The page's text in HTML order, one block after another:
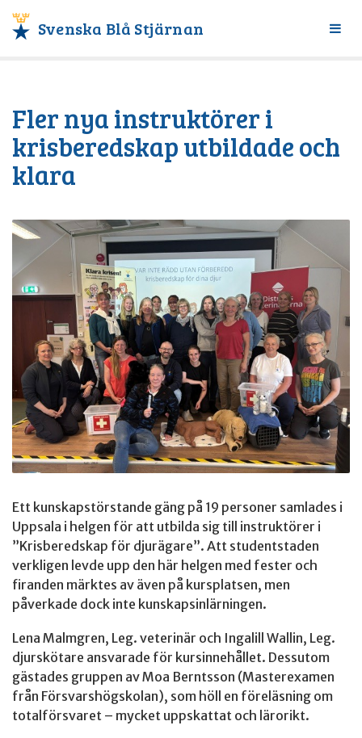
Svenska Blå Stjärnan
Växla
Fler nya instruktörer i
krisberedskap utbildade och
klara
Ett kunskapstörstande gäng på 19 personer samlades i
Uppsala i helgen för att utbilda sig till instruktörer i
”Krisberedskap för djurägare”. Att studentstaden
verkligen levde upp den här helgen med fester och
firanden märktes av även på kursplatsen, men
påverkade dock inte kunskapsinlärningen.
Lena Malmgren, Leg. veterinär och Ingalill Wallin, Leg.
djurskötare ansvarade för kursinnehållet. Dessutom
gästades gruppen av Moa Berntsson (Masterexamen
från Försvarshögskolan), som höll en föreläsning om
totalförsvaret – mycket uppskattat och lärorikt.